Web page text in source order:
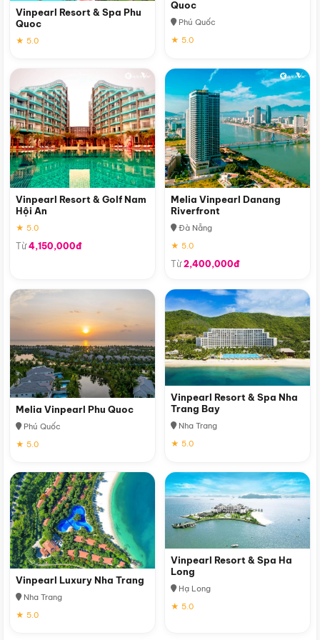
Vinpearl Resort & Spa Phu
Quoc
★ 5.0
Quoc
Phú Quốc
★ 5.0
Vinpearl Resort & Golf Nam
Hội An
★ 5.0
Từ4,150,000đ
Melia Vinpearl Danang
Riverfront
Đà Nẵng
★ 5.0
Từ2,400,000đ
Melia Vinpearl Phu Quoc
Phú Quốc
★ 5.0
Vinpearl Resort & Spa Nha
Trang Bay
Nha Trang
★ 5.0
Vinpearl Luxury Nha Trang
Nha Trang
★ 5.0
Vinpearl Resort & Spa Ha
Long
Hạ Long
★ 5.0